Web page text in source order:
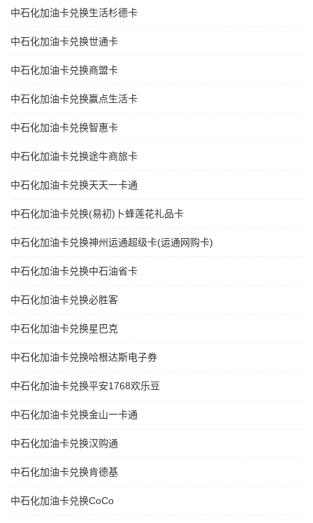
中石化加油卡兑换生活杉德卡
中石化加油卡兑换世通卡
中石化加油卡兑换商盟卡
中石化加油卡兑换赢点生活卡
中石化加油卡兑换智惠卡
中石化加油卡兑换途牛商旅卡
中石化加油卡兑换天天一卡通
中石化加油卡兑换(易初)卜蜂莲花礼品卡
中石化加油卡兑换神州运通超级卡(运通网购卡)
中石化加油卡兑换中石油省卡
中石化加油卡兑换必胜客
中石化加油卡兑换星巴克
中石化加油卡兑换哈根达斯电子券
中石化加油卡兑换平安1768欢乐豆
中石化加油卡兑换金山一卡通
中石化加油卡兑换汉购通
中石化加油卡兑换肯德基
中石化加油卡兑换CoCo